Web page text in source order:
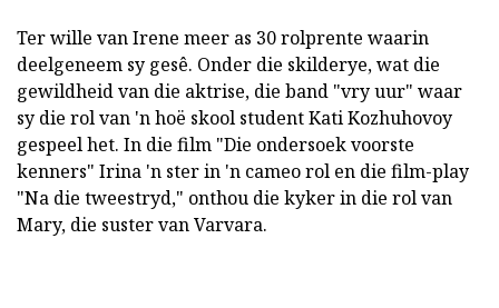
Ter wille van Irene meer as 30 rolprente waarin
deelgeneem sy gesê. Onder die skilderye, wat die
gewildheid van die aktrise, die band "vry uur" waar
sy die rol van 'n hoë skool student Kati Kozhuhovoy
gespeel het. In die film "Die ondersoek voorste
kenners" Irina 'n ster in 'n cameo rol en die film-play
"Na die tweestryd," onthou die kyker in die rol van
Mary, die suster van Varvara.